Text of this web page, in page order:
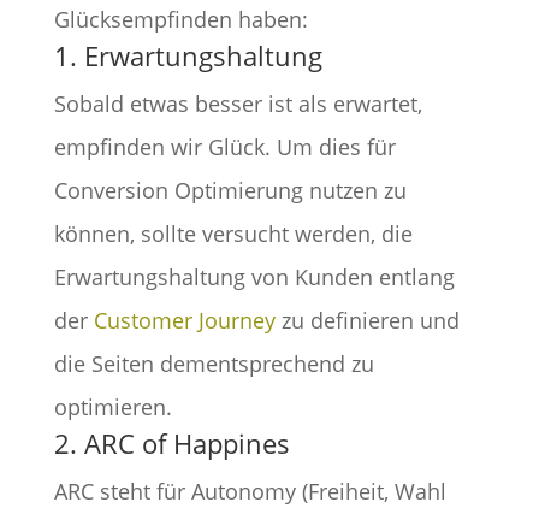
Glücksempfinden haben:
1. Erwartungshaltung
Sobald etwas besser ist als erwartet,
empfinden wir Glück. Um dies für
Conversion Optimierung nutzen zu
können, sollte versucht werden, die
Erwartungshaltung von Kunden entlang
der Customer Journeyzu definieren und
die Seiten dementsprechend zu
optimieren.
2. ARC of Happines
ARC steht für Autonomy (Freiheit, Wahl